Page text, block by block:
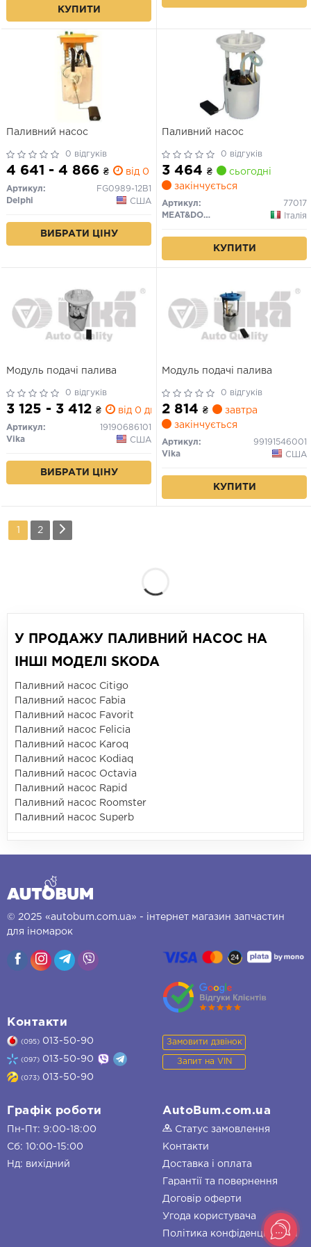
КУПИТИ
Паливний насос
0 відгуків
4 641 - 4 866 ₴ від 0 дн.
Артикул:
FG0989-12B1
Delphi
США
ВИБРАТИ ЦІНУ
Паливний насос
0 відгуків
3 464 ₴
сьогодні
закінчується
Артикул:
77017
MEAT&DORIA
Італія
КУПИТИ
Модуль подачі палива
0 відгуків
3 125 - 3 412 ₴ від 0 дн.
Артикул:
19190686101
Vika
США
ВИБРАТИ ЦІНУ
Модуль подачі палива
0 відгуків
2 814 ₴
завтра
закінчується
Артикул:
99191546001
Vika
США
КУПИТИ
1 2
У ПРОДАЖУ ПАЛИВНИЙ НАСОС НА
ІНШІ МОДЕЛІ SKODA
Паливний насос Citigo
Паливний насос Fabia
Паливний насос Favorit
Паливний насос Felicia
Паливний насос Karoq
Паливний насос Kodiaq
Паливний насос Octavia
Паливний насос Rapid
Паливний насос Roomster
Паливний насос Superb
© 2025 «autobum.com.ua» - інтернет магазин запчастин
для іномарок
Контакти
(095) 013-50-90
(097) 013-50-90
(073) 013-50-90
Замовити дзвінок
Запит на VIN
Графік роботи
Пн-Пт: 9:00-18:00
Сб: 10:00-15:00
Нд: вихідний
AutoBum.com.ua
Статус замовлення
Контакти
Доставка і оплата
Гарантії та повернення
Договір оферти
Угода користувача
Політика конфіденційності